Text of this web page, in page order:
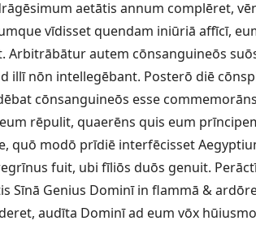
aetātis annum complēret,
vīdisset quendam iniūriā affīcī,
Arbitrābātur autem cōnsanguineōs
illī nōn intellegēbant. Posterō diē
cōnsanguineōs esse
rēpulit, quaerēns quis eum
quō modō prīdiē interfēcisset
fuit, ubi fīliōs duōs genuit.
Sīnā Genius Dominī in flammā &
audīta Dominī ad eum vōx